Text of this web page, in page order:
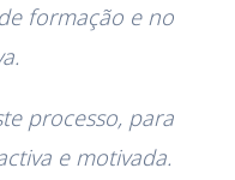
formação e no
processo, para
e motivada.